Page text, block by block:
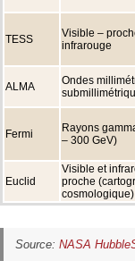
TESS
Visible –
infrarouge
ALMA
Ondes
Fermi
Rayons
– 300 GeV)
Euclid
Visible et
proche
cosmologique)
Source: NASA